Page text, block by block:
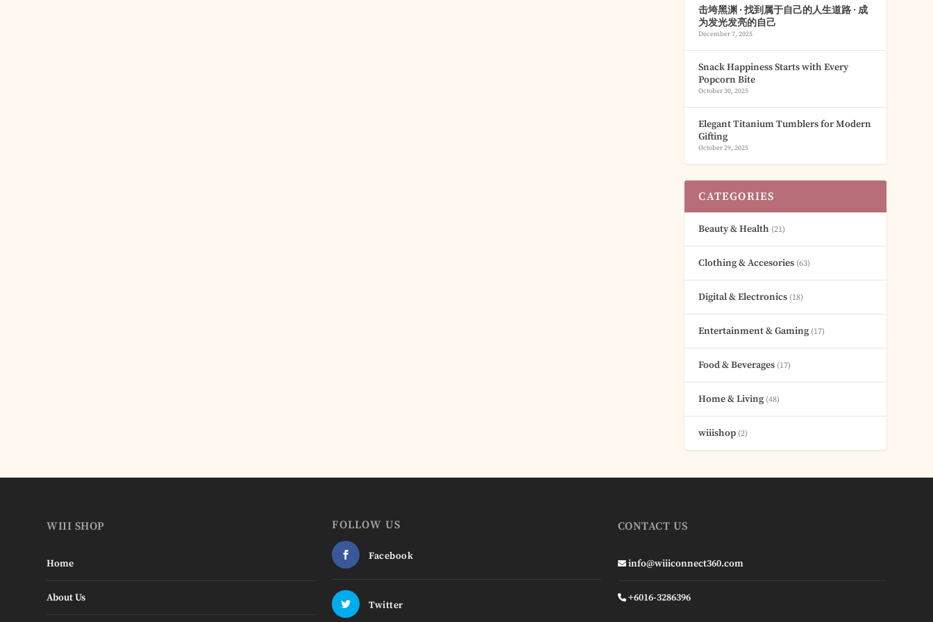
击垮黑渊 · 找到属于自己的人生道路 · 成
为发光发亮的自己
December 7, 2025
Snack Happiness Starts with Every
Popcorn Bite
October 30, 2025
Elegant Titanium Tumblers for Modern
Gifting
October 29, 2025
CATEGORIES
Beauty & Health (21)
Clothing & Accesories (63)
Digital & Electronics (18)
Entertainment & Gaming(17)
Food & Beverages (17)
Home & Living(48)
wiiishop (2)
WIII SHOP
Home
About Us
FOLLOW US
Facebook
Twitter
CONTACT US
info@wiiiconnect360.com
+6016-3286396